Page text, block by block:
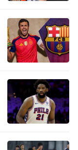
位加纳后腰却
。战皇马，他是
特福德，他又
要休息的情况
喜欢看到托马
特塔执拗的战术